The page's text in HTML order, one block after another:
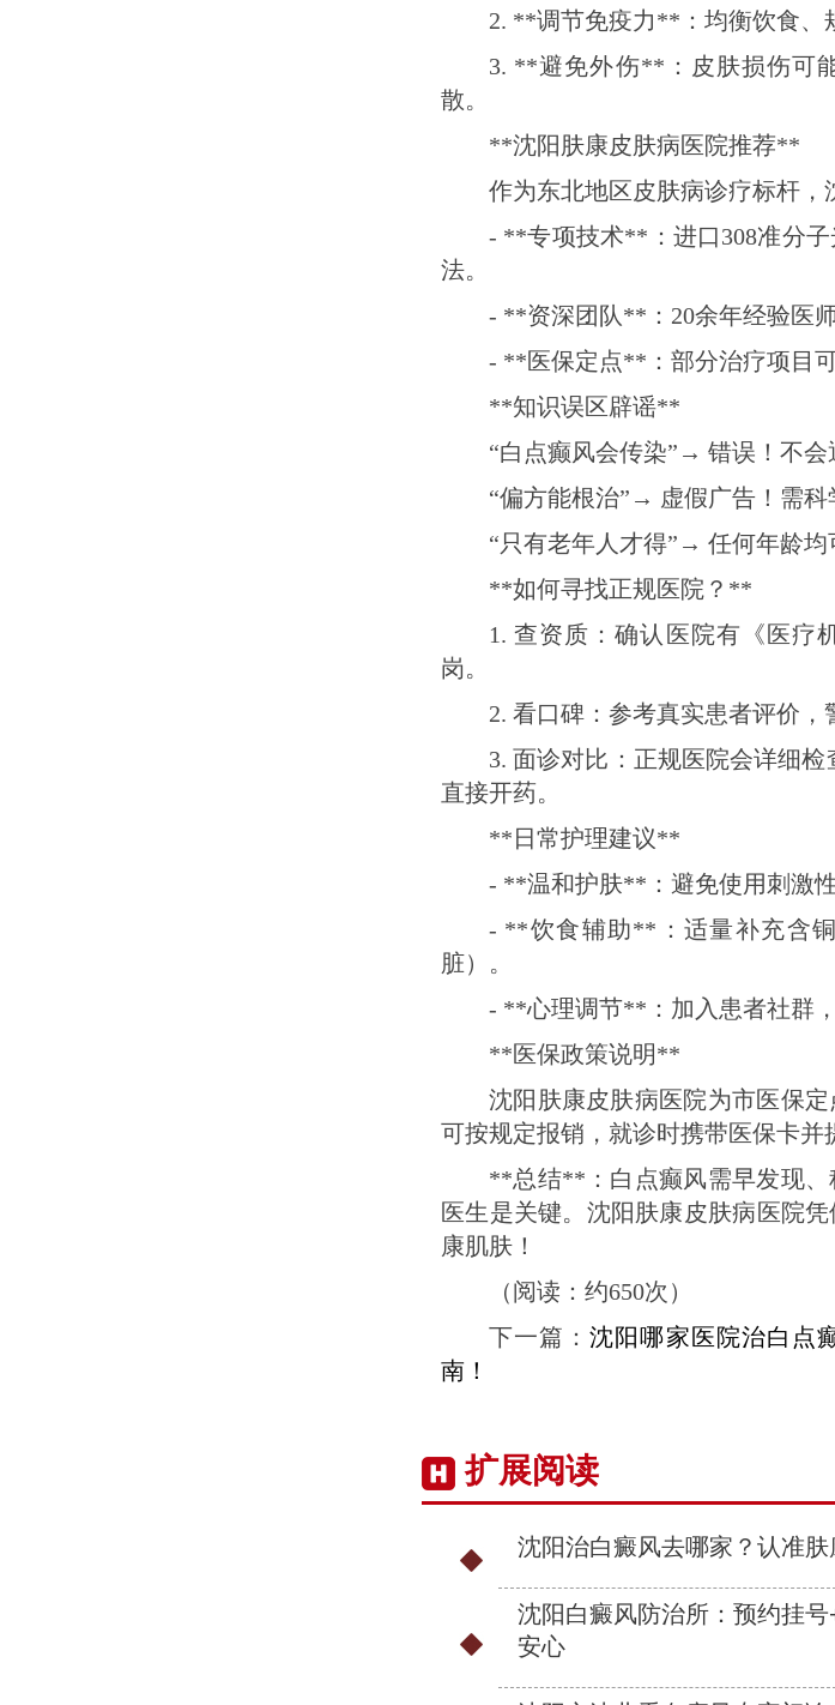
2. **调节免疫力**：均衡饮食、
3. **避免外伤**：皮肤损伤可
散。
**沈阳肤康皮肤病医院推荐**
作为东北地区皮肤病诊疗标杆，
- **专项技术**：进口308准分
法。
- **资深团队**：20余年经验医
- **医保定点**：部分治疗项目
**知识误区辟谣**
“白点癫风会传染”→ 错误！不会
“偏方能根治”→ 虚假广告！需科
“只有老年人才得”→ 任何年龄均
**如何寻找正规医院？**
1. 查资质：确认医院有《医疗
岗。
2. 看口碑：参考真实患者评价，
3. 面诊对比：正规医院会详细
直接开药。
**日常护理建议**
- **温和护肤**：避免使用刺激
- **饮食辅助**：适量补充含
脏）。
- **心理调节**：加入患者社群
**医保政策说明**
沈阳肤康皮肤病医院为市医保
可按规定报销，就诊时携带医保卡并
**总结**：白点癫风需早发现
医生是关键。沈阳肤康皮肤病医院
康肌肤！
（阅读：约650次）
下一篇：沈阳哪家医院治白点
南！
扩展阅读
沈阳治白癜风去哪家？认准
沈阳白癜风防治所：预约挂
安心